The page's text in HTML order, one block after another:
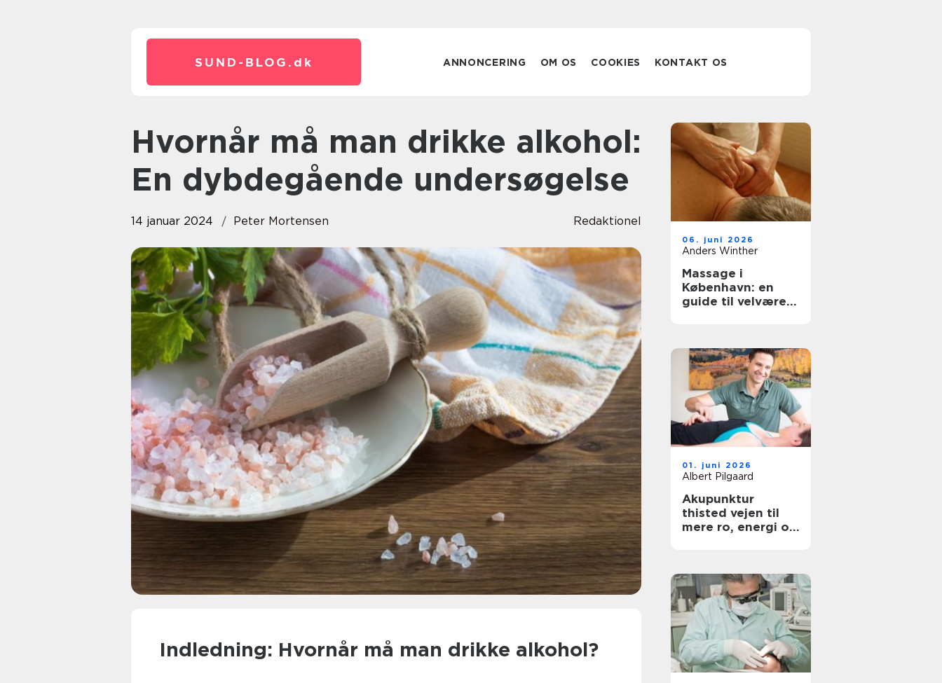
SUND-BLOG. dk ANNONCERING OM OS COOKIES KONTAKT OS
Hvornår må man drikke alkohol:
En dybdegående undersøgelse
14 januar 2024 Peter Mortensen Redaktionel
Indledning: Hvornår må man drikke alkohol?
06. juni 2026
Anders Winther
Massage i
København: en
guide til velvære i
01. juni 2026
Albert Pilgaard
Akupunktur
thisted vejen til
mere ro, energi og